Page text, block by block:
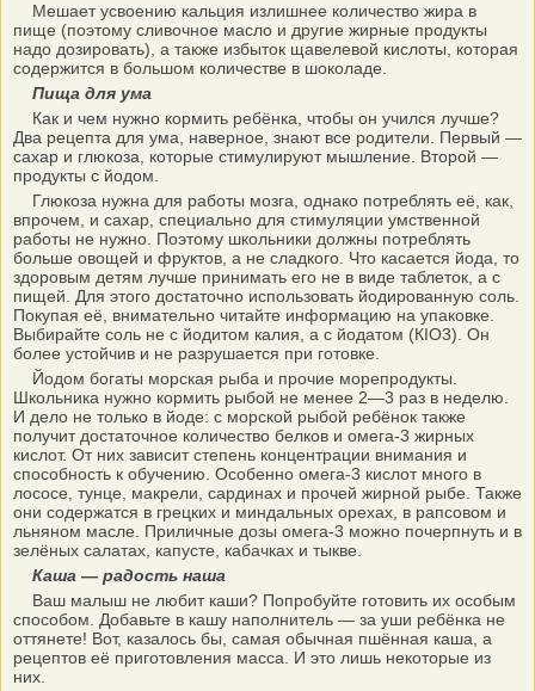
Мешает усвоению кальция излишнее количество жира в
пище (поэтому сливочное масло и другие жирные продукты
надо дозировать), а также избыток щавелевой кислоты, которая
содержится в большом количестве в шоколаде.
Пища для ума
Как и чем нужно кормить ребёнка, чтобы он учился лучше?
Два рецепта для ума, наверное, знают все родители. Первый —
сахар и глюкоза, которые стимулируют мышление. Второй —
продукты с йодом.
Глюкоза нужна для работы мозга, однако потреблять её, как,
впрочем, и сахар, специально для стимуляции умственной
работы не нужно. Поэтому школьники должны потреблять
больше овощей и фруктов, а не сладкого. Что касается йода, то
здоровым детям лучше принимать его не в виде таблеток, а с
пищей. Для этого достаточно использовать йодированную соль.
Покупая её, внимательно читайте информацию на упаковке.
Выбирайте соль не с йодитом калия, а с йодатом (КIO3). Он
более устойчив и не разрушается при готовке.
Йодом богаты морская рыба и прочие морепродукты.
Школьника нужно кормить рыбой не менее 2—3 раз в неделю.
И дело не только в йоде: с морской рыбой ребёнок также
получит достаточное количество белков и омега-3 жирных
кислот. От них зависит степень концентрации внимания и
способность к обучению. Особенно омега-3 кислот много в
лососе, тунце, макрели, сардинах и прочей жирной рыбе. Также
они содержатся в грецких и миндальных орехах, в рапсовом и
льняном масле. Приличные дозы омега-3 можно почерпнуть и в
зелёных салатах, капусте, кабачках и тыкве.
Каша — радость наша
Ваш малыш не любит каши? Попробуйте готовить их особым
способом. Добавьте в кашу наполнитель — за уши ребёнка не
оттянете! Вот, казалось бы, самая обычная пшённая каша, а
рецептов её приготовления масса. И это лишь некоторые из
них.